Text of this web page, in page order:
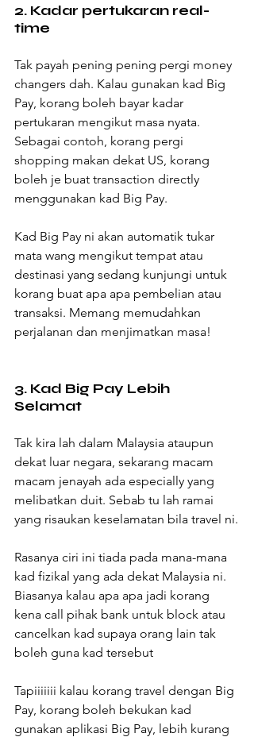
2. Kadar pertukaran real-
time
Tak payah pening pening pergi money
changers dah. Kalau gunakan kad Big
Pay, korang boleh bayar kadar
pertukaran mengikut masa nyata.
Sebagai contoh, korang pergi
shopping makan dekat US, korang
boleh je buat transaction directly
menggunakan kad Big Pay.
Kad Big Pay ni akan automatik tukar
mata wang mengikut tempat atau
destinasi yang sedang kunjungi untuk
korang buat apa apa pembelian atau
transaksi. Memang memudahkan
perjalanan dan menjimatkan masa!
3. Kad Big Pay Lebih
Selamat
Tak kira lah dalam Malaysia ataupun
dekat luar negara, sekarang macam
macam jenayah ada especially yang
melibatkan duit. Sebab tu lah ramai
yang risaukan keselamatan bila travel ni.
Rasanya ciri ini tiada pada mana-mana
kad fizikal yang ada dekat Malaysia ni.
Biasanya kalau apa apa jadi korang
kena call pihak bank untuk block atau
cancelkan kad supaya orang lain tak
boleh guna kad tersebut
Tapiiiiiii kalau korang travel dengan Big
Pay, korang boleh bekukan kad
gunakan aplikasi Big Pay, lebih kurang